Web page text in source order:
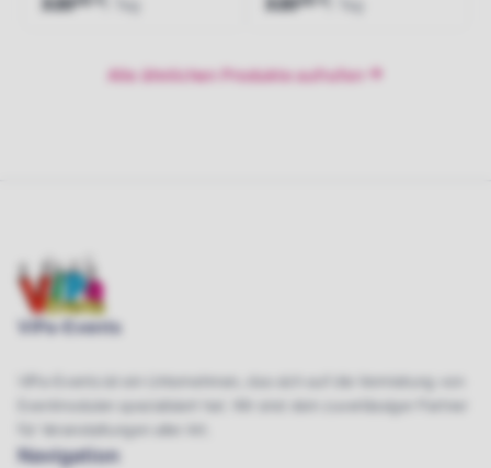
/ Tag / Tag
Alle ähnlichen Produkte aufrufen
ViPa-Events
ViPa-Events ist ein Unternehmen, das sich auf die Vermietung von
Eventmodulen spezialisiert hat. Wir sind dein zuverlässiger Partner
für Veranstaltungen aller Art.
Navigation